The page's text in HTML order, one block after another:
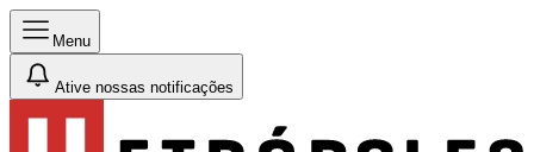
Menu
Ative nossas notificações